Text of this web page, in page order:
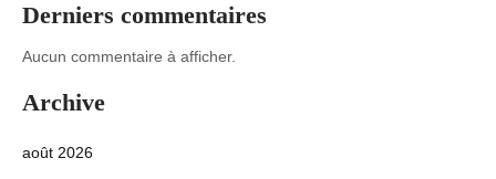
Derniers commentaires
Aucun commentaire à afficher.
Archive
août 2026